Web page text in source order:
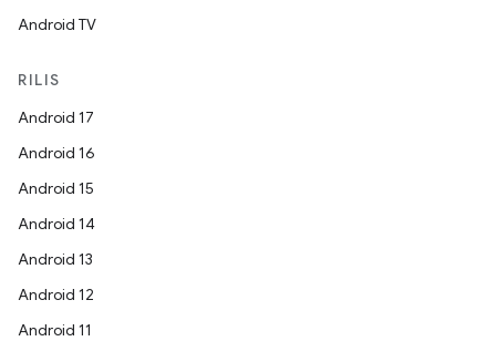
Android TV
RILIS
Android 17
Android 16
Android 15
Android 14
Android 13
Android 12
Android 11